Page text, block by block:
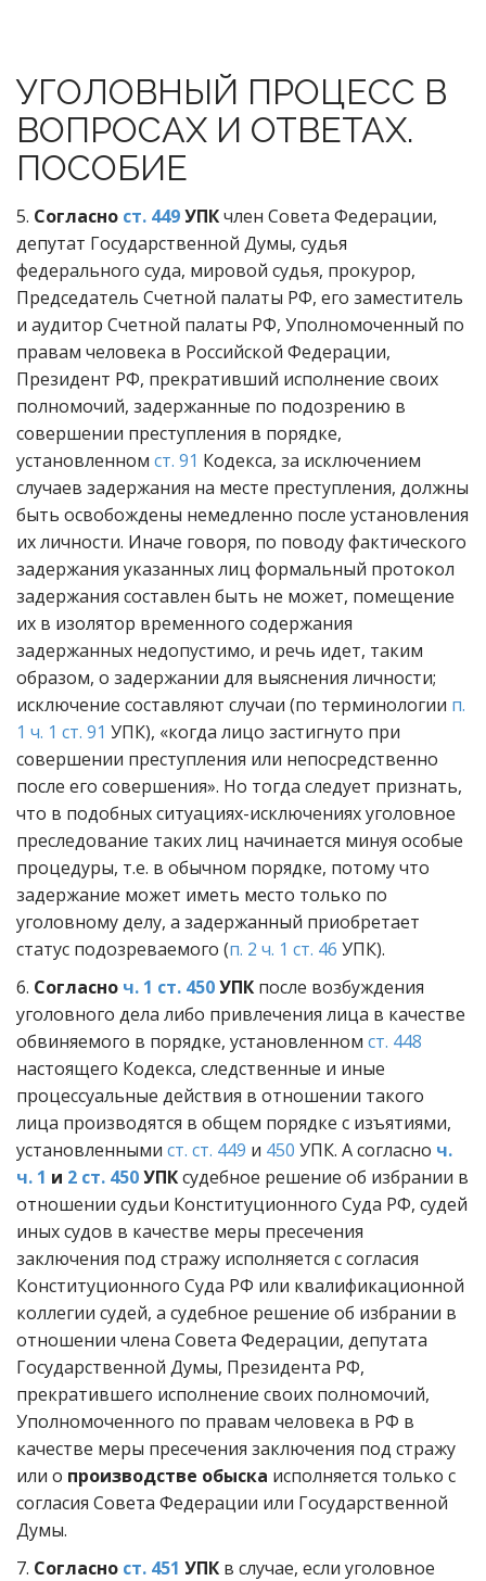
УГОЛОВНЫЙ ПРОЦЕСС В
ВОПРОСАХ И ОТВЕТАХ.
ПОСОБИЕ
5. Согласно ст. 449УПКчлен Совета Федерации,
депутат Государственной Думы, судья
федерального суда, мировой судья, прокурор,
Председатель Счетной палаты РФ, его заместитель
и аудитор Счетной палаты РФ, Уполномоченный по
правам человека в Российской Федерации,
Президент РФ, прекративший исполнение своих
полномочий, задержанные по подозрению в
совершении преступления в порядке,
установленном ст. 91 Кодекса, за исключением
случаев задержания на месте преступления, должны
быть освобождены немедленно после установления
их личности. Иначе говоря, по поводу фактического
задержания указанных лиц формальный протокол
задержания составлен быть не может, помещение
их в изолятор временного содержания
задержанных недопустимо, и речь идет, таким
образом, о задержании для выяснения личности;
исключение составляют случаи (по терминологии п.
1 ч. 1 ст. 91 УПК), «когда лицо застигнуто при
совершении преступления или непосредственно
после его совершения». Но тогда следует признать,
что в подобных ситуациях-исключениях уголовное
преследование таких лиц начинается минуя особые
процедуры, т.е. в обычном порядке, потому что
задержание может иметь место только по
уголовному делу, а задержанный приобретает
статус подозреваемого (п. 2 ч. 1 ст. 46 УПК).
6. Согласно ч. 1 ст. 450УПК после возбуждения
уголовного дела либо привлечения лица в качестве
обвиняемого в порядке, установленном ст. 448
настоящего Кодекса, следственные и иные
процессуальные действия в отношении такого
лица производятся в общем порядке с изъятиями,
установленными ст. ст. 449 и 450 УПК. А согласно ч.
ч. 1 и 2 ст. 450УПКсудебное решение об избрании в
отношении судьи Конституционного Суда РФ, судей
иных судов в качестве меры пресечения
заключения под стражу исполняется с согласия
Конституционного Суда РФ или квалификационной
коллегии судей, а судебное решение об избрании в
отношении члена Совета Федерации, депутата
Государственной Думы, Президента РФ,
прекратившего исполнение своих полномочий,
Уполномоченного по правам человека в РФ в
качестве меры пресечения заключения под стражу
или о производстве обыска исполняется только с
согласия Совета Федерации или Государственной
Думы.
7. Согласно ст. 451 УПК в случае, если уголовное